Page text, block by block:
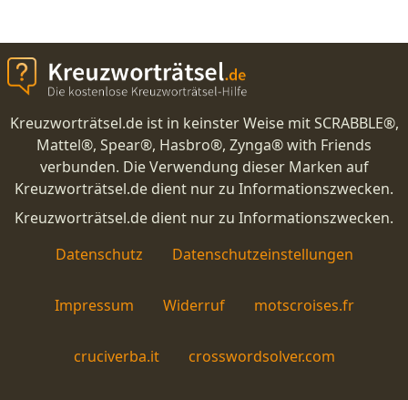
Kreuzworträtsel.de ist in keinster Weise mit SCRABBLE®,
Mattel®, Spear®, Hasbro®, Zynga® with Friends
verbunden. Die Verwendung dieser Marken auf
Kreuzworträtsel.de dient nur zu Informationszwecken.
Kreuzworträtsel.de dient nur zu Informationszwecken.
Datenschutz
Datenschutzeinstellungen
Impressum Widerruf motscroises.fr
cruciverba.it crosswordsolver.com